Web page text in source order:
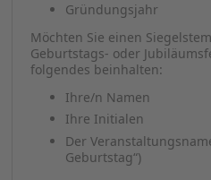
Welche Elemente
Siegelstempel zieren?
Möchten Sie einen
könnte dieser folgende